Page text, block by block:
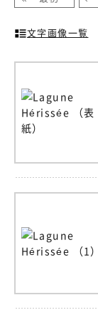
文字画像一覧